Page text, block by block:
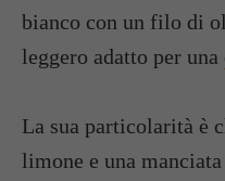
bianco con un filo di
leggero adatto per una
La sua particolarità è
limone e una